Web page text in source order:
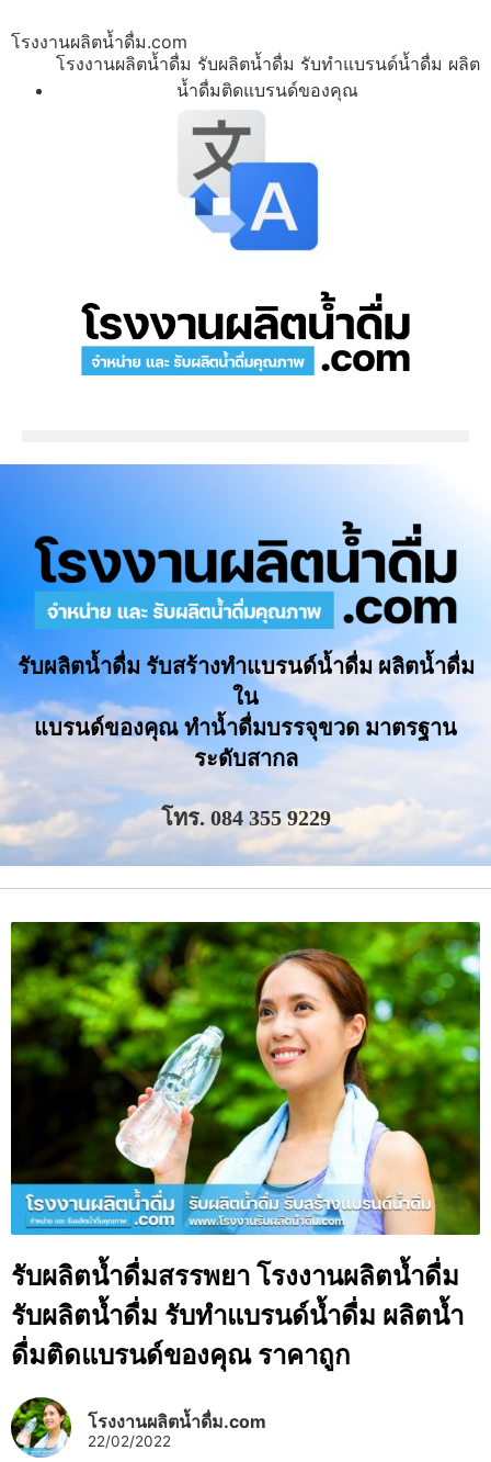
โรงงานผลิตน้ำดื่ม.com
โรงงานผลิตน้ำดื่ม รับผลิตน้ำดื่ม รับทำแบรนด์น้ำดื่ม ผลิต
น้ำดื่มติดแบรนด์ของคุณ
รับผลิตน้ำดื่ม รับสร้างทำแบรนด์น้ำดื่ม ผลิตน้ำดื่ม
ใน
แบรนด์ของคุณ ทำน้ำดื่มบรรจุขวด มาตรฐาน
ระดับสากล
โทร. 084 355 9229
รับผลิตน้ำดื่มสรรพยา โรงงานผลิตน้ำดื่ม
รับผลิตน้ำดื่ม รับทำแบรนด์น้ำดื่ม ผลิตน้ำ
ดื่มติดแบรนด์ของคุณ ราคาถูก
โรงงานผลิตน้ำดื่ม.com
22/02/2022